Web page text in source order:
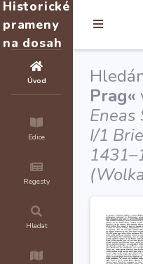
Historické
prameny
na dosah
Úvod
Edice
Regesty
Hledat
Prag«
Eneas
I/1